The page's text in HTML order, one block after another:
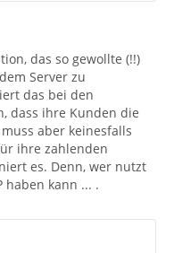
das so gewollte (!!)
Server zu
das bei den
dass ihre Kunden die
aber keinesfalls
ihre zahlenden
es. Denn, wer nutzt
haben kann ... .